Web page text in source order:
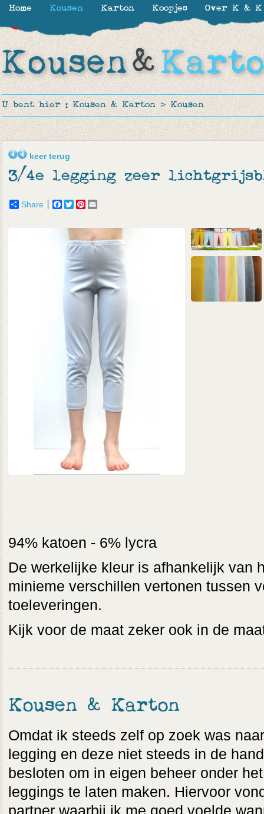
U bent hier : Kousen & Karton > Kousen
keer terug
3/4e legging zeer
Share Facebook
TwitterPinterest
94% katoen - 6% lycra
De werkelijke kleur is afhankelijk van
minieme verschillen vertonen tussen
toeleveringen.
Kijk voor de maat zeker ook in de
Kousen & Karton
Omdat ik steeds zelf op zoek was
legging en deze niet steeds in de
besloten om in eigen beheer onder
leggings te laten maken. Hiervoor
partner waarbij ik me goed voelde
Home Kousen Karton Koopjes Over K & K